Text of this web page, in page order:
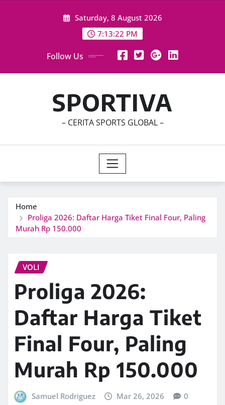
Saturday, 8 August 2026
7:13:23 PM
Follow Us
SPORTIVA
– CERITA SPORTS GLOBAL –
Home
Proliga 2026: Daftar Harga Tiket Final Four, Paling
Murah Rp 150.000
VOLI
Proliga 2026:
Daftar Harga Tiket
Final Four, Paling
Murah Rp 150.000
Samuel Rodriguez Mar 26, 2026 0